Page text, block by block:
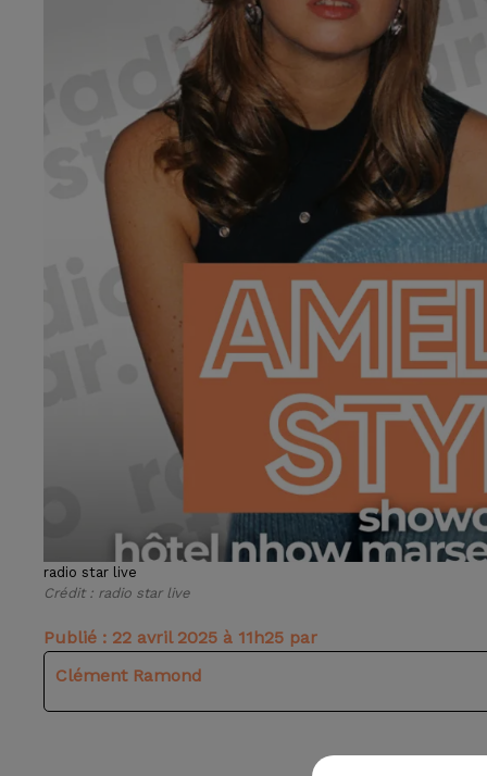
radio star live
Crédit : radio star live
Publié : 22 avril 2025 à 11h25 par
Clément Ramond